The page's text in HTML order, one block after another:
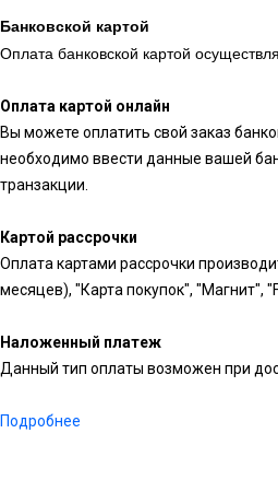
Банковской картой
Оплата банковской картой
Оплата картой онлайн
Вы можете оплатить свой заказ
необходимо ввести данные вашей
транзакции.
Картой рассрочки
Оплата картами рассрочки
месяцев), "Карта покупок", "Магнит",
Наложенный платеж
Данный тип оплаты возможен при
Подробнее